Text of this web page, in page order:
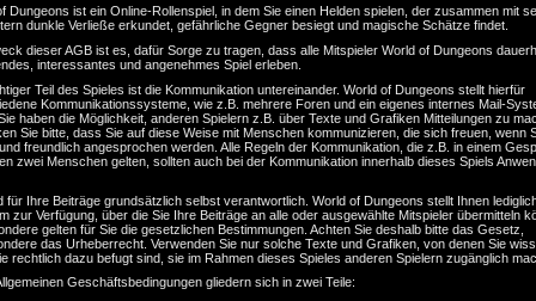
Dungeons ist ein Online-Rollenspiel, in dem Sie einen Helden spielen, der zusammen mit
dunkle Verließe erkundet, gefährliche Gegner besiegt und magische Schätze findet.
dieser AGB ist es, dafür Sorge zu tragen, dass alle Mitspieler World of Dungeons
interessantes und angenehmes Spiel erleben.
Teil des Spieles ist die Kommunikation untereinander. World of Dungeons stellt hierfür
Kommunikationssysteme, wie z.B. mehrere Foren und ein eigenes internes Mail-
haben die Möglichkeit, anderen Spielern z.B. über Texte und Grafiken Mitteilungen zu
Sie bitte, dass Sie auf diese Weise mit Menschen kommunizieren, die sich freuen, wenn
freundlich angesprochen werden. Alle Regeln der Kommunikation, die z.B. in einem
zwei Menschen gelten, sollten auch bei der Kommunikation innerhalb dieses Spiels
für Ihre Beiträge grundsätzlich selbst verantwortlich. World of Dungeons stellt Ihnen
zur Verfügung, über die Sie Ihre Beiträge an alle oder ausgewählte Mitspieler übermitteln
gelten für Sie die gesetzlichen Bestimmungen. Achten Sie deshalb bitte das Gesetz,
das Urheberrecht. Verwenden Sie nur solche Texte und Grafiken, von denen Sie
rechtlich dazu befugt sind, sie im Rahmen dieses Spieles anderen Spielern zugänglich
Geschäftsbedingungen gliedern sich in zwei Teile: